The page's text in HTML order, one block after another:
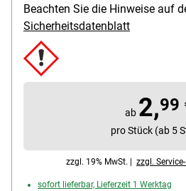
50% recyceltem Plastik (ohne
Duftrichtung: Meeresbrise-Duft,
Lieferumfang: 1 Flasche, 500 ml
Beachten Sie die Hinweise auf
Sicherheitsdatenblatt
ab 2,99
pro Stück (ab 5
zzgl. 19% MwSt. | zzgl.
sofort lieferbar, Lieferzeit 1 Werktag